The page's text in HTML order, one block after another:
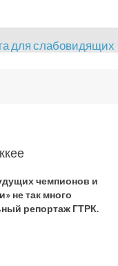
для слабовидящих
чемпионов и
не так много
репортаж ГТРК.